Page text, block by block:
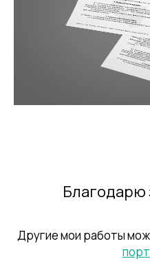
Благодарю
Другие мои работы